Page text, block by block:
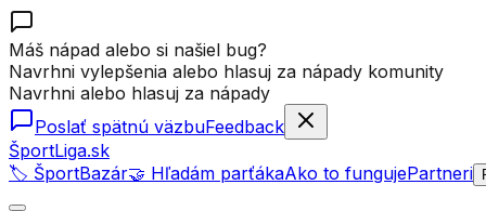
Máš nápad alebo si našiel bug?
Navrhni vylepšenia alebo hlasuj za nápady komunity
Navrhni alebo hlasuj za nápady
Poslať spätnú väzbuFeedback
ŠportLiga.sk
🏷️ ŠportBazár🤝 Hľadám parťákaAko to fungujePartneri